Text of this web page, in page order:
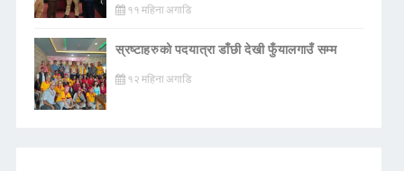
११ महिना अगाडि
स्रष्टाहरुको पदयात्रा डाँछी देखी फुँयालगाउँ सम्म
१२ महिना अगाडि